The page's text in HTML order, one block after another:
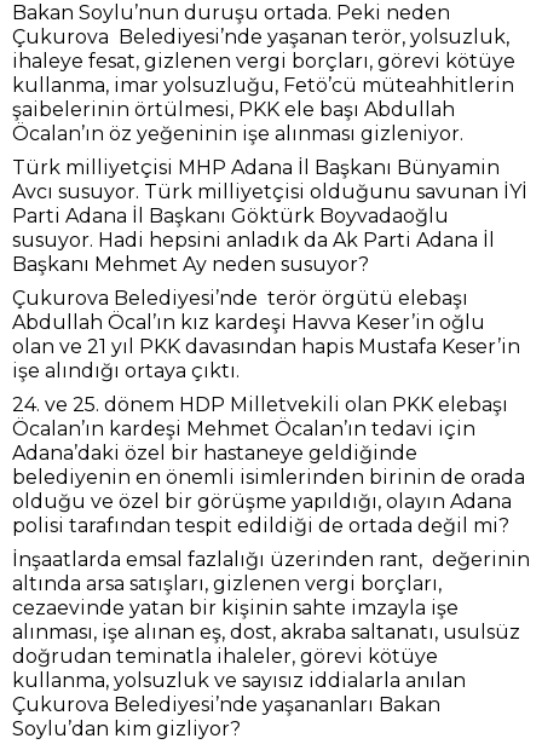
Bakan Soylu’nun duruşu ortada. Peki neden
Çukurova Belediyesi’nde yaşanan terör, yolsuzluk,
ihaleye fesat, gizlenen vergi borçları, görevi kötüye
kullanma, imar yolsuzluğu, Fetö’cü müteahhitlerin
şaibelerinin örtülmesi, PKK ele başı Abdullah
Öcalan’ın öz yeğeninin işe alınması gizleniyor.
Türk milliyetçisi MHP Adana İl Başkanı Bünyamin
Avcı susuyor. Türk milliyetçisi olduğunu savunan İYİ
Parti Adana İl Başkanı Göktürk Boyvadaoğlu
susuyor. Hadi hepsini anladık da Ak Parti Adana İl
Başkanı Mehmet Ay neden susuyor?
Çukurova Belediyesi’nde terör örgütü elebaşı
Abdullah Öcal’ın kız kardeşi Havva Keser’in oğlu
olan ve 21 yıl PKK davasından hapis Mustafa Keser’in
işe alındığı ortaya çıktı.
24. ve 25. dönem HDP Milletvekili olan PKK elebaşı
Öcalan’ın kardeşi Mehmet Öcalan’ın tedavi için
Adana’daki özel bir hastaneye geldiğinde
belediyenin en önemli isimlerinden birinin de orada
olduğu ve özel bir görüşme yapıldığı, olayın Adana
polisi tarafından tespit edildiği de ortada değil mi?
İnşaatlarda emsal fazlalığı üzerinden rant, değerinin
altında arsa satışları, gizlenen vergi borçları,
cezaevinde yatan bir kişinin sahte imzayla işe
alınması, işe alınan eş, dost, akraba saltanatı, usulsüz
doğrudan teminatla ihaleler, görevi kötüye
kullanma, yolsuzluk ve sayısız iddialarla anılan
Çukurova Belediyesi’nde yaşananları Bakan
Soylu’dan kim gizliyor?